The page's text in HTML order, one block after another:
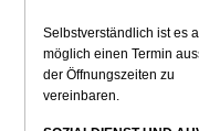
Selbstverständlich ist es
möglich einen Termin
der Öffnungszeiten zu
vereinbaren.